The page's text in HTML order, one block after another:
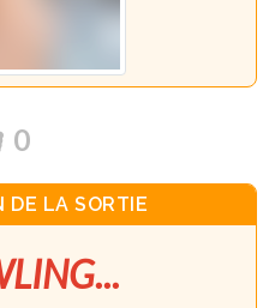
0
DE LA SORTIE